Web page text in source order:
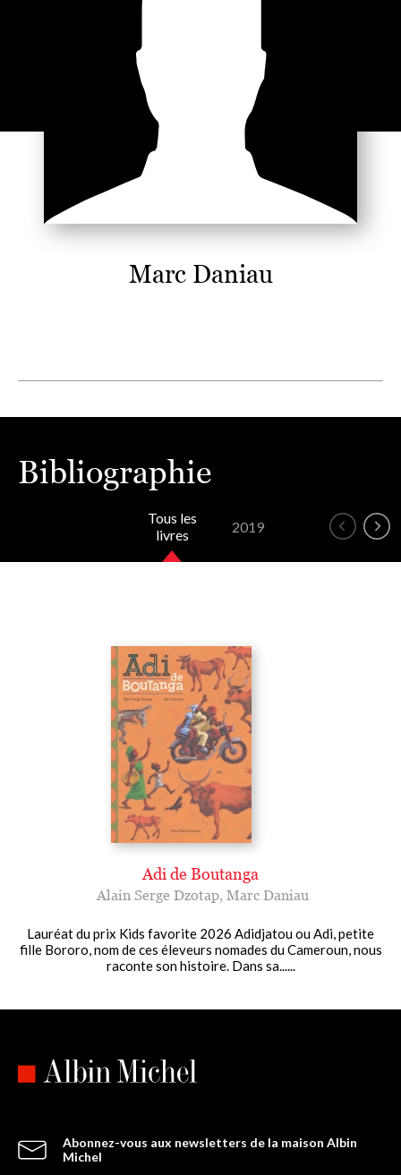
Marc Daniau
Bibliographie
Tous les
livres
2019
Adi de Boutanga
Alain Serge Dzotap, Marc Daniau
Lauréat du prix Kids favorite 2026 Adidjatou ou Adi, petite
fille Bororo, nom de ces éleveurs nomades du Cameroun, nous
raconte son histoire. Dans sa......
Abonnez-vous aux newsletters de la maison Albin
Michel